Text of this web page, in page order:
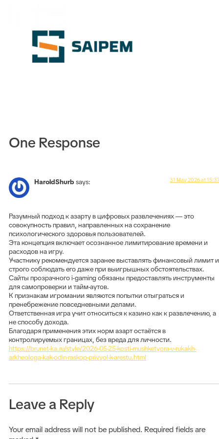
One Response
HaroldShurb says: 31 May 2026 at
Разумный подход к азарту в цифровых развлечениях — это
совокупность правил, направленных на сохранение
психологического здоровья пользователей.
Эта концепция включает осознанное лимитирование времени и
расходов на игру.
Участнику рекомендуется заранее выставлять финансовый лимит и
строго соблюдать его даже при выигрышных обстоятельствах.
Сайты прозрачного i-gaming обязаны предоставлять инструменты
для самопроверки и тайм-аутов.
К признакам игромании являются попытки отыграться и
пренебрежение повседневными делами.
Ответственная игра учит относиться к казино как к развлечению, а
не способу дохода.
Благодаря применения этих норм азарт остаётся в
контролируемых границах, без вреда для личности.
https://brunet-ka.ru/style/2026-05-25-kosti-mushketyora-v-rukakh-
arkheologa-kak-odin-raskop-privyol-k-arestu.html
Leave a Reply
Your email address will not be published. Required fields are